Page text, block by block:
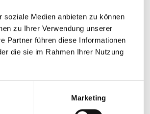
Medien anbieten zu können
zu Ihrer Verwendung unserer
Partner führen diese Informationen
die sie im Rahmen Ihrer Nutzung
Marketing
Nähe